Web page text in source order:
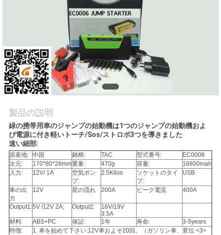
に
連
絡
し
な
さ
い
ニ
ュ
製品の説明
緑の携帯用車のジャンプの始動機は1つのジャンプの始動機およ
び電源に付き軽いトーチ/Sos/ストロボ3つを導きました
速い細部:
原産地: 中国 銘柄: TAC 型式番号:
EC0006
次元:
170*80*28mm重量: 470g 容量:
16800mah
入力:
12V/ 1A
空気ポン
プ:
2.5Kilos
ソケットのタイ
プ:
USB
車の出
力
12V 星の流れ 200A ピーク電流 400A
Output1:5V /12V 2A; Output2:
16V/19V
3.5A
材料:
ABS+PC 保証: 1年 寿命:
3-5years
特徴:
1. 車を始めて下さい:12V車およそ20回。（ガソリン車、変位 <3>